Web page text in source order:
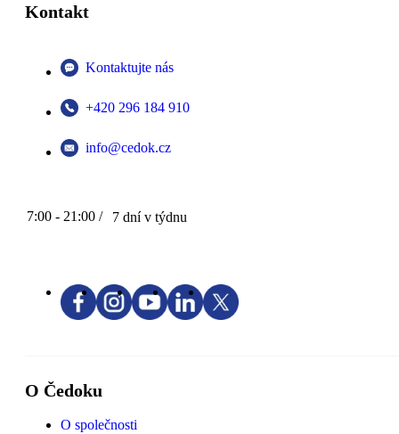
Kontakt
Kontaktujte nás
+420 296 184 910
info@cedok.cz
7:00 - 21:00 / 7 dní v týdnu
O Čedoku
O společnosti